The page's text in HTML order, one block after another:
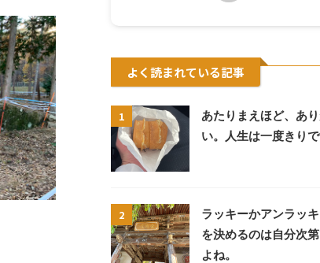
よく読まれている記事
1
あたりまえほど、あ
い。人生は一度きりで
2
ラッキーかアンラッ
を決めるのは自分次
よね。